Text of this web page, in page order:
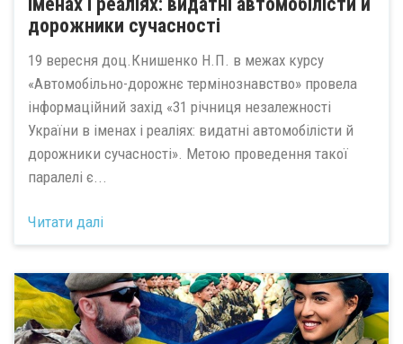
дорожники сучасності
19 вересня доц.Книшенко Н.П. в межах курсу
«Автомобільно-дорожнє термінознавство» провела
інформаційний захід «31 річниця незалежності
України в іменах і реаліях: видатні автомобілісти й
дорожники сучасності». Метою проведення такої
паралелі є...
Читати далі